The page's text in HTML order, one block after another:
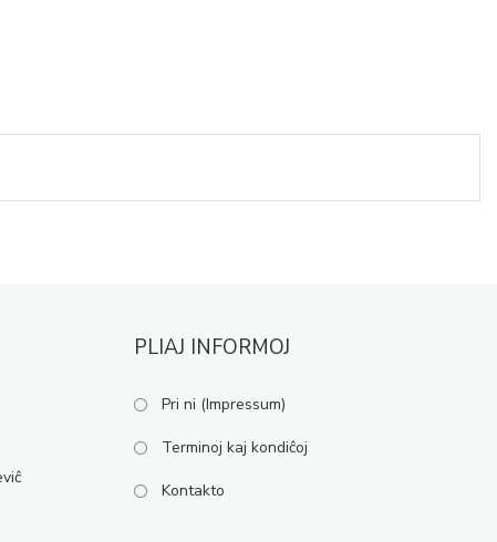
PLIAJ INFORMOJ
Pri ni (Impressum)
Terminoj kaj kondiĉoj
Kontakto